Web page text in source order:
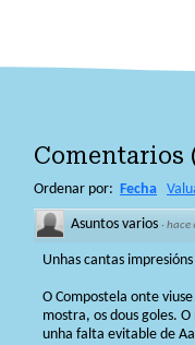
Comentarios
Ordenar por: Fecha
Asuntos varios ·hace
Unhas cantas
O Compostela onte
mostra, os dous goles.
unha falta evitable de